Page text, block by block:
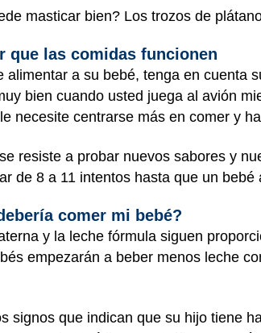
masticar bien? Los trozos de
que las comidas funcionen
alimentar a su bebé, tenga en cuenta
bien cuando usted juega al avión
necesite centrarse más en comer y
resiste a probar nuevos sabores y
de 8 a 11 intentos hasta que un
comer mi bebé?
y la leche fórmula siguen
empezarán a beber menos leche
signos que indican que su hijo tiene